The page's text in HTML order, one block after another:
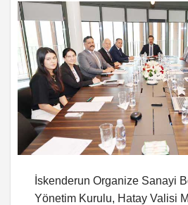
İskenderun Organize Sanayi
Yönetim Kurulu, Hatay Valisi